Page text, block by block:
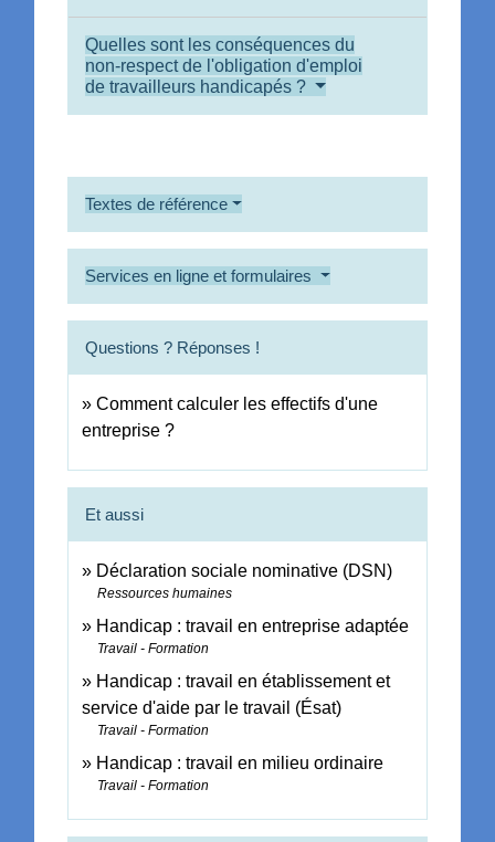
Quelles sont les conséquences du
non-respect de l'obligation d'emploi
de travailleurs handicapés ?
Textes de référence
Services en ligne et formulaires
Questions ? Réponses !
Comment calculer les effectifs d'une
entreprise ?
Et aussi
Déclaration sociale nominative (DSN)
Ressources humaines
Handicap : travail en entreprise adaptée
Travail - Formation
Handicap : travail en établissement et
service d'aide par le travail (Ésat)
Travail - Formation
Handicap : travail en milieu ordinaire
Travail - Formation